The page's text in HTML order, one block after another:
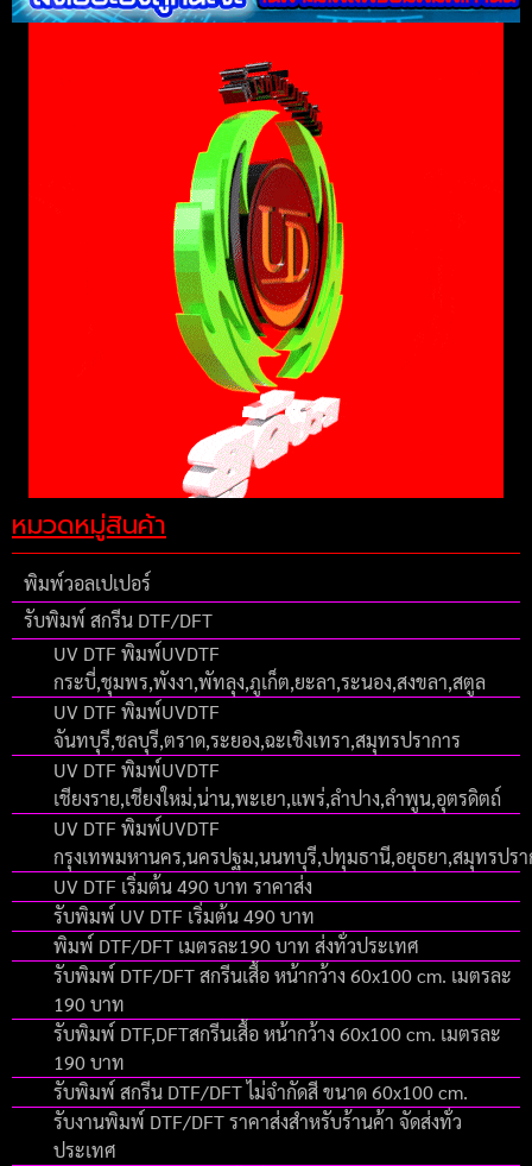
หมวดหมู่สินค้า
พิมพ์วอลเปเปอร์
รับพิมพ์ สกรีน DTF/DFT
UV DTF พิมพ์UVDTF
กระบี่,ชุมพร,พังงา,พัทลุง,ภูเก็ต,ยะลา,ระนอง,สงขลา,สตูล
UV DTF พิมพ์UVDTF
จันทบุรี,ชลบุรี,ตราด,ระยอง,ฉะเชิงเทรา,สมุทรปราการ
UV DTF พิมพ์UVDTF
เชียงราย,เชียงใหม่,น่าน,พะเยา,แพร่,ลำปาง,ลำพูน,อุตรดิตถ์
UV DTF พิมพ์UVDTF
กรุงเทพมหานคร,นครปฐม,นนทบุรี,ปทุมธานี,อยุธยา,สมุทรปร
UV DTF เริ่มต้น 490 บาท ราคาส่ง
รับพิมพ์ UV DTF เริ่มต้น 490 บาท
พิมพ์ DTF/DFT เมตรละ190 บาท ส่งทั่วประเทศ
รับพิมพ์ DTF/DFT สกรีนเสื้อ หน้ากว้าง 60x100 cm. เมตรละ
190 บาท
รับพิมพ์ DTF,DFTสกรีนเสื้อ หน้ากว้าง 60x100 cm. เมตรละ
190 บาท
รับพิมพ์ สกรีน DTF/DFT ไม่จำกัดสี ขนาด 60x100 cm.
รับงานพิมพ์ DTF/DFT ราคาส่งสำหรับร้านค้า จัดส่งทั่ว
ประเทศ